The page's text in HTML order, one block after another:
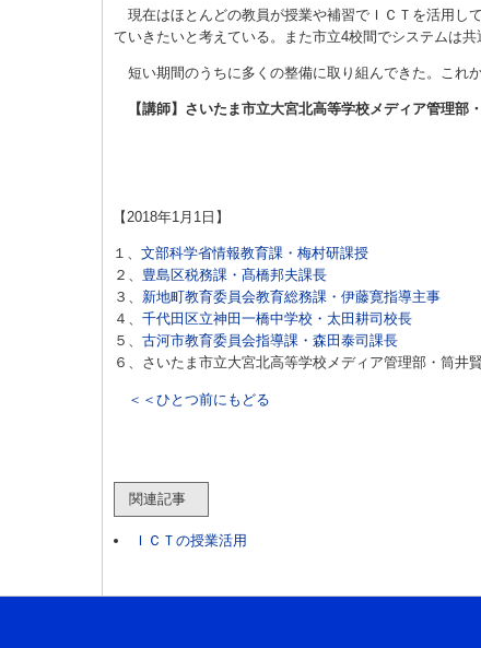
現在はほとんどの教員が授業や補習でＩＣＴを活用し
ていきたいと考えている。また市立4校間でシステムは
短い期間のうちに多くの整備に取り組んできた。これ
【講師】さいたま市立大宮北高等学校メディア管理部
【2018年1月1日】
１、文部科学省情報教育課・梅村研課授
２、 豊島区税務課・髙橋邦夫課長
３、 新地町教育委員会教育総務課・伊藤寛指導主事
４、千代田区立神田一橋中学校・太田耕司校長
５、古河市教育委員会指導課・森田泰司課長
６、さいたま市立大宮北高等学校メディア管理部・筒井
＜＜ひとつ前にもどる
関連記事
ＩＣＴの授業活用